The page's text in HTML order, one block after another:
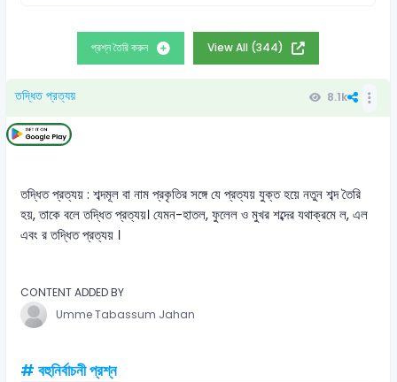
প্রশ্ন তৈরি করুন View All (344)
তদ্ধিত প্রত্যয় 8.1k
তদ্ধিত প্রত্যয় : শব্দমূল বা নাম প্রকৃতির সঙ্গে যে প্রত্যয় যুক্ত হয়ে নতুন শব্দ তৈরি
হয়, তাকে বলে তদ্ধিত প্রত্যয়। যেমন-হাতল, ফুলেল ও মুখর শব্দের যথাক্রমে ল, এল
এবং র তদ্ধিত প্রত্যয় ।
CONTENT ADDED BY
Umme Tabassum Jahan
# বহুনির্বাচনী প্রশ্ন